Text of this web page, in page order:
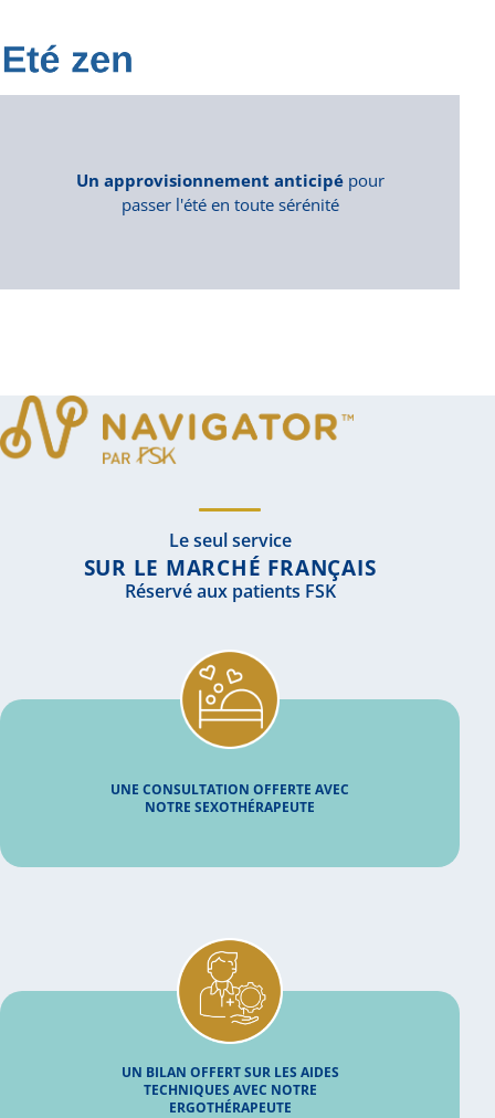
Un approvisionnement anticipépour
passer l'été en toute sérénité
Le seul service
SUR LE MARCHÉ FRANÇAIS
Réservé aux patients FSK
UNE CONSULTATION OFFERTE AVEC
NOTRE SEXOTHÉRAPEUTE
UN BILAN OFFERT SUR LES AIDES
TECHNIQUES AVEC NOTRE
ERGOTHÉRAPEUTE